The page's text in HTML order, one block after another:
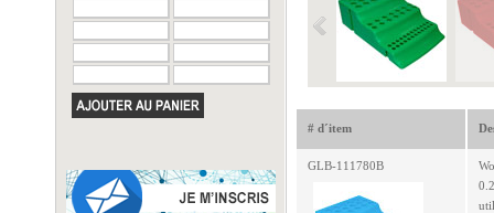
# d´item
GLB-111780B